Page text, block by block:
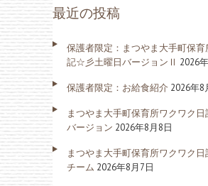
最近の投稿
保護者限定：まつやま大手町保育
記☆彡土曜日バージョンⅡ 2026
保護者限定：お給食紹介 2026年8
まつやま大手町保育所ワクワク
バージョン 2026年8月8日
まつやま大手町保育所ワクワク
チーム 2026年8月7日